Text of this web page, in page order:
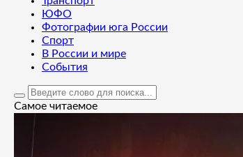
ЮФО
Фотографии юга России
Спорт
В России и мире
События
Самое читаемое